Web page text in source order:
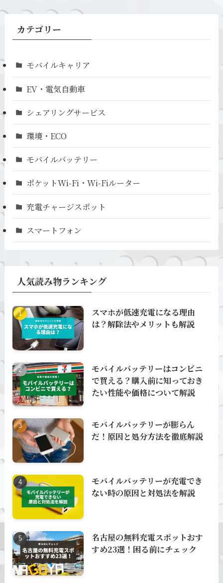
カテゴリー
モバイルキャリア
EV・電気自動車
シェアリングサービス
環境・ECO
モバイルバッテリー
ポケットWi-Fi・Wi-Fiルーター
充電チャージスポット
スマートフォン
人気読み物ランキング
スマホが低速充電になる理由
は？解除法やメリットも解説
モバイルバッテリーはコンビニ
で買える？購入前に知っておき
たい性能や価格について解説
モバイルバッテリーが膨らん
だ！原因と処分方法を徹底解説
モバイルバッテリーが充電でき
ない時の原因と対処法を解説
名古屋の無料充電スポットおす
すめ23選！困る前にチェック